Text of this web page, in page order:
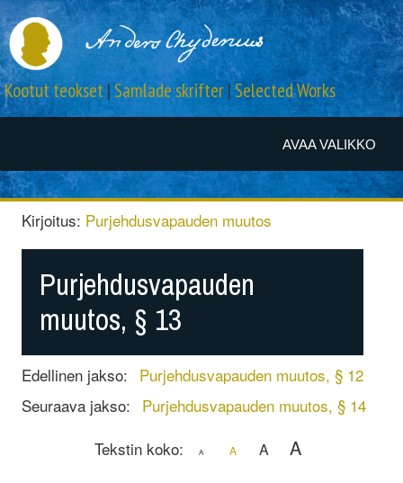
AVAA VALIKKO
Kootut teokset|Samlade skrifter|Selected Works
Kirjoitus: Purjehdusvapauden muutos
Purjehdusvapauden
muutos, § 13
Edellinen jakso: Purjehdusvapauden muutos, § 12
Seuraava jakso: Purjehdusvapauden muutos, § 14
Tekstin koko:
A A A A